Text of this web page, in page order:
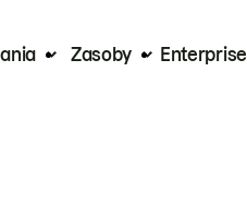
Zasoby Enterprise